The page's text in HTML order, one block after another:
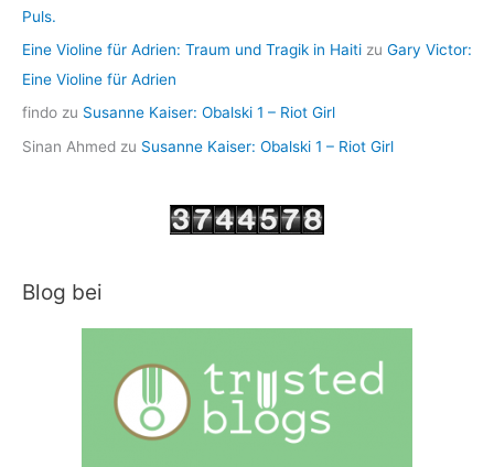
Puls.
Eine Violine für Adrien: Traum und Tragik in Haiti zu Gary Victor:
Eine Violine für Adrien
findo zu Susanne Kaiser: Obalski 1 – Riot Girl
Sinan Ahmed zu Susanne Kaiser: Obalski 1 – Riot Girl
Blog bei